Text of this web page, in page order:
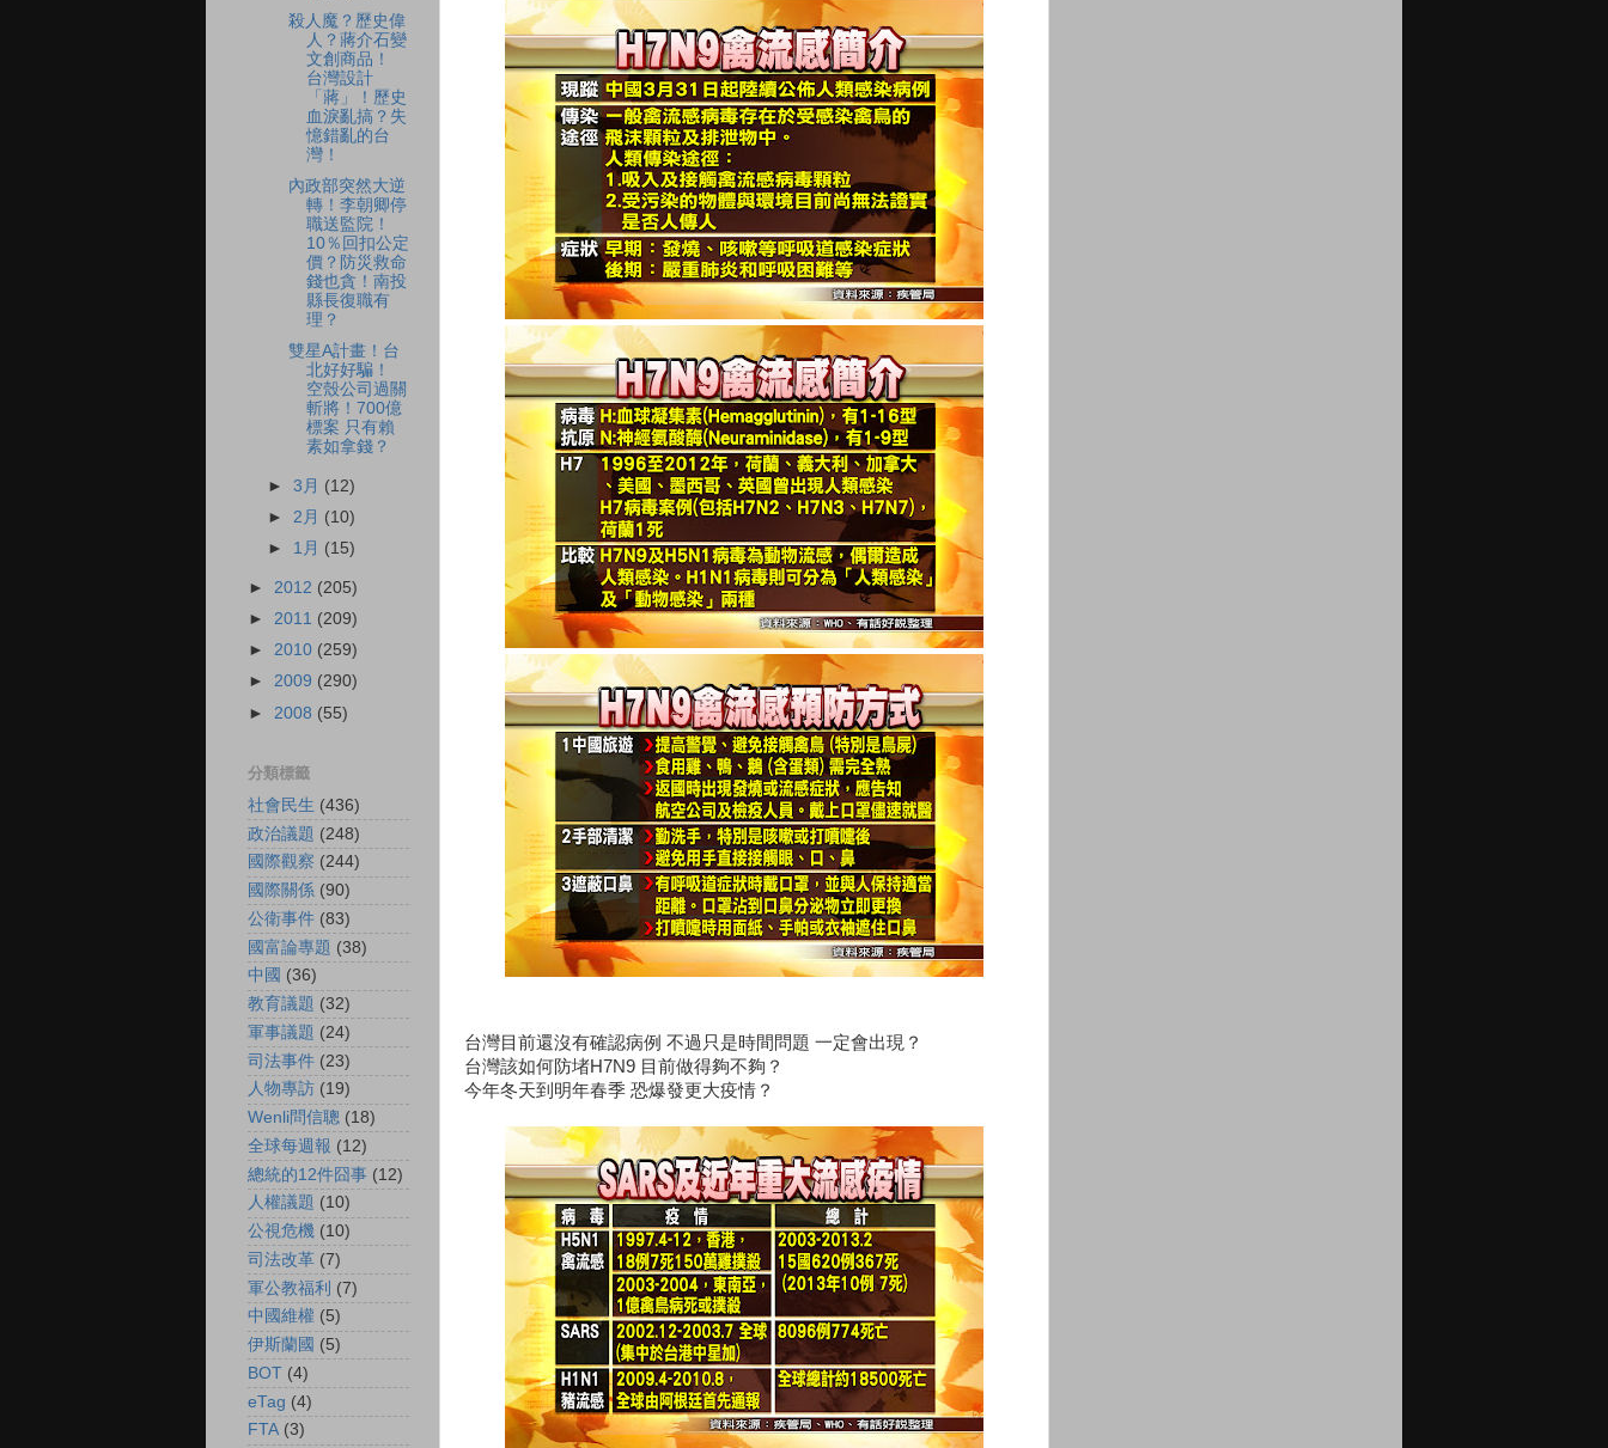
台灣目前還沒有確認病例 不過只是時間問題 一定會出現？
台灣該如何防堵H7N9 目前做得夠不夠？
今年冬天到明年春季 恐爆發更大疫情？
殺人魔？歷史偉
人？蔣介石變
文創商品！
台灣設計
「蔣」！歷史
血淚亂搞？失
憶錯亂的台
灣！
內政部突然大逆
轉！李朝卿停
職送監院！
10％回扣公定
價？防災救命
錢也貪！南投
縣長復職有
理？
雙星A計畫！台
北好好騙！
空殼公司過關
斬將！700億
標案 只有賴
素如拿錢？
►3月 (12)
►2月 (10)
► 1月 (15)
► 2012 (205)
► 2011 (209)
► 2010 (259)
► 2009 (290)
► 2008 (55)
分類標籤
社會民生 (436)
政治議題 (248)
國際觀察 (244)
國際關係 (90)
公衛事件 (83)
國富論專題 (38)
中國 (36)
教育議題 (32)
軍事議題 (24)
司法事件 (23)
人物專訪 (19)
Wenli問信聰 (18)
全球每週報 (12)
總統的12件囧事 (12)
人權議題 (10)
公視危機 (10)
司法改革 (7)
軍公教福利 (7)
中國維權 (5)
伊斯蘭國 (5)
BOT (4)
eTag (4)
FTA (3)